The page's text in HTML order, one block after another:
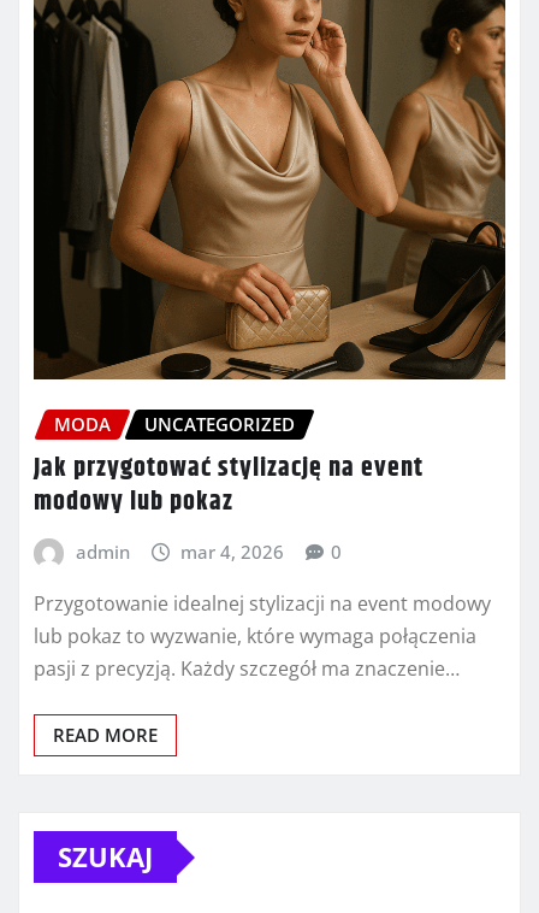
MODA UNCATEGORIZED
Jak przygotować stylizację na event
modowy lub pokaz
admin mar 4, 2026 0
Przygotowanie idealnej stylizacji na event modowy
lub pokaz to wyzwanie, które wymaga połączenia
pasji z precyzją. Każdy szczegół ma znaczenie…
READ MORE
SZUKAJ